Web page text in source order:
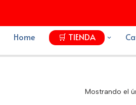
Home 🛒 TIENDA
Mostrando el